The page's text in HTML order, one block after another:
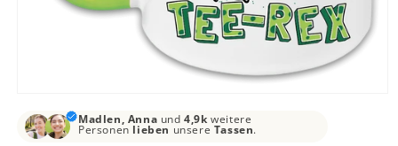
in
Modal
Madlen, Anna und4,9k weitere
Personen lieben unsere Tassen.